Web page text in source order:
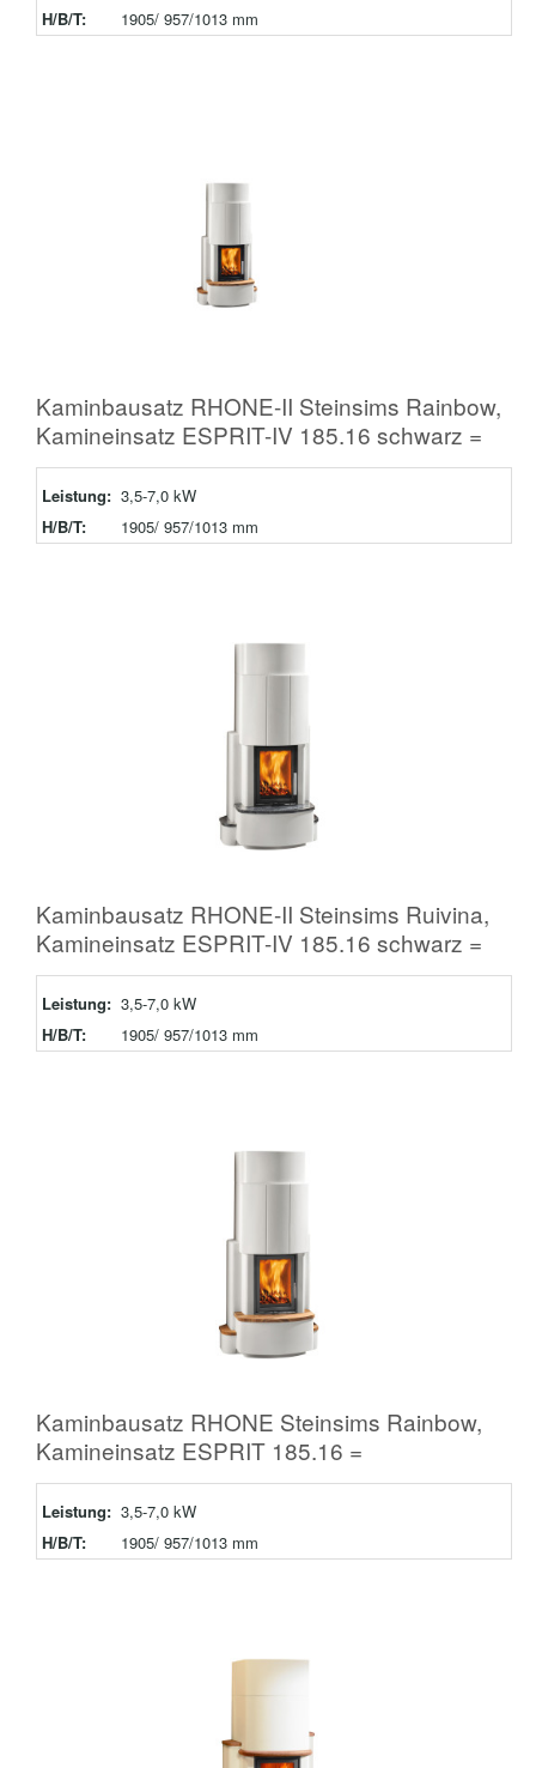
H/B/T:
1905/ 957/1013 mm
Kaminbausatz RHONE-II Steinsims Rainbow,
Kamineinsatz ESPRIT-IV 185.16 schwarz =
Leistung: 3,5-7,0 kW
H/B/T:
1905/ 957/1013 mm
Kaminbausatz RHONE-II Steinsims Ruivina,
Kamineinsatz ESPRIT-IV 185.16 schwarz =
Leistung: 3,5-7,0 kW
H/B/T:
1905/ 957/1013 mm
Kaminbausatz RHONE Steinsims Rainbow,
Kamineinsatz ESPRIT 185.16 =
Leistung: 3,5-7,0 kW
H/B/T:
1905/ 957/1013 mm